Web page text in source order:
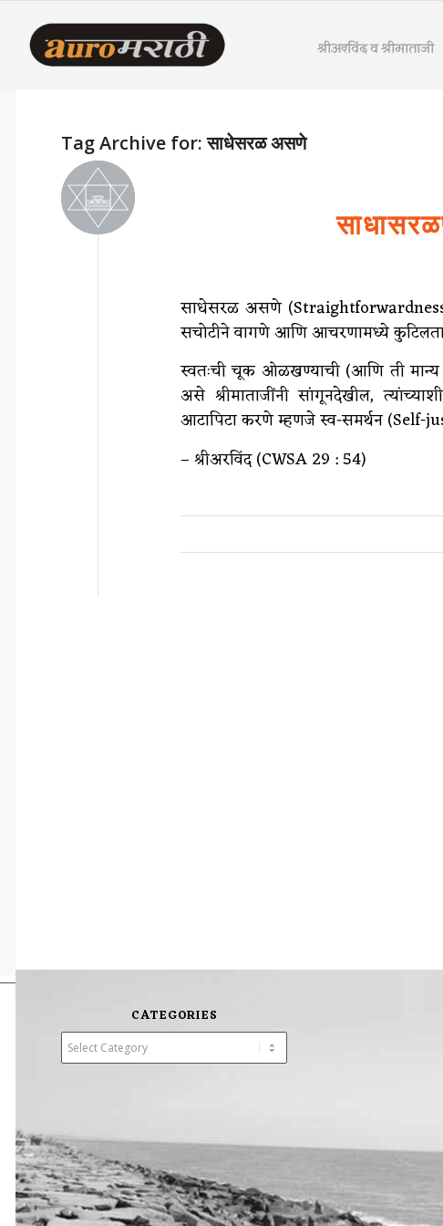
श्रीअरविंद व श्रीमाताजी
Tag Archive for:साधेसरळ असणे
साधेसरळ असणे (Straightforwardness)
सचोटीने वागणे आणि आचरणामध्ये
स्वतःची चूक ओळखण्याची (आणि ती
असे श्रीमाताजींनी सांगूनदेखील,
आटापिटा करणे म्हणजे स्व-समर्थन
– श्रीअरविंद (CWSA 29 : 54)
CATEGORIES